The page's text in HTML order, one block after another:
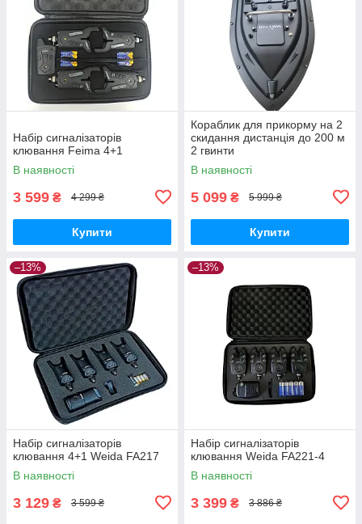
Набір сигналізаторів
клювання Feima 4+1
В наявності
3 599 ₴ 4 299 ₴
Купити
Кораблик для прикорму на 2
скидання дистанція до 200 м
2 гвинти
В наявності
5 099 ₴ 5 999 ₴
Купити
–13%
Набір сигналізаторів
клювання 4+1 Weida FA217
В наявності
3 129 ₴ 3 599 ₴
–13%
Набір сигналізаторів
клювання Weida FA221-4
В наявності
3 399 ₴ 3 886 ₴